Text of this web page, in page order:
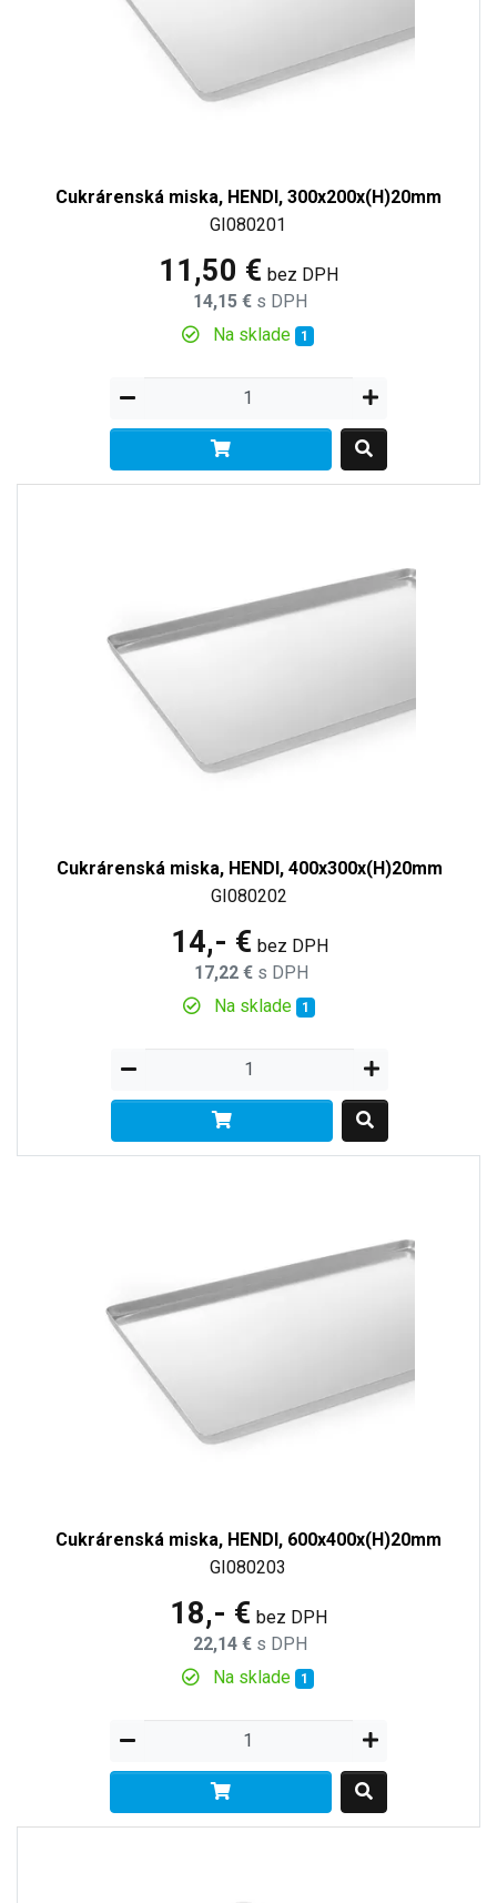
Cukrárenská miska, HENDI, 300x200x(H)20mm
GI080201
11,50 € bez DPH
14,15 € s DPH
Na sklade 1
Cukrárenská miska, HENDI, 400x300x(H)20mm
GI080202
14,- € bez DPH
17,22 € s DPH
Na sklade 1
Cukrárenská miska, HENDI, 600x400x(H)20mm
GI080203
18,- € bez DPH
22,14 € s DPH
Na sklade 1